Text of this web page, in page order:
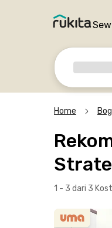
Home
1 - 3 dari 3 Kost